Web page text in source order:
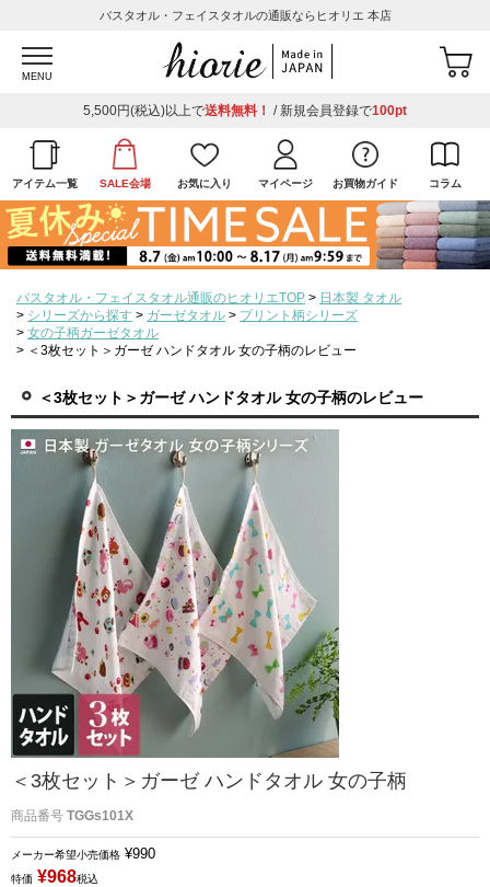
バスタオル・フェイスタオルの通販ならヒオリエ 本店
MENU
5,500円(税込)以上で送料無料！ / 新規会員登録で100pt
アイテム一覧 SALE会場 お気に入り マイページ お買物ガイド コラム
バスタオル・フェイスタオル通販のヒオリエTOP
日本製 タオル
シリーズから探す
ガーゼタオル
プリント柄シリーズ
女の子柄ガーゼタオル
＜3枚セット＞ガーゼ ハンドタオル 女の子柄のレビュー
＜3枚セット＞ガーゼ ハンドタオル 女の子柄のレビュー
＜3枚セット＞ガーゼ ハンドタオル 女の子柄
商品番号 TGGs101X
メーカー希望小売価格 ¥990
特価 ¥968税込